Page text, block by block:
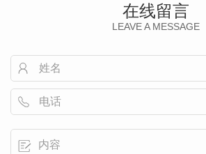
在线留言
LEAVE A MESSAGE